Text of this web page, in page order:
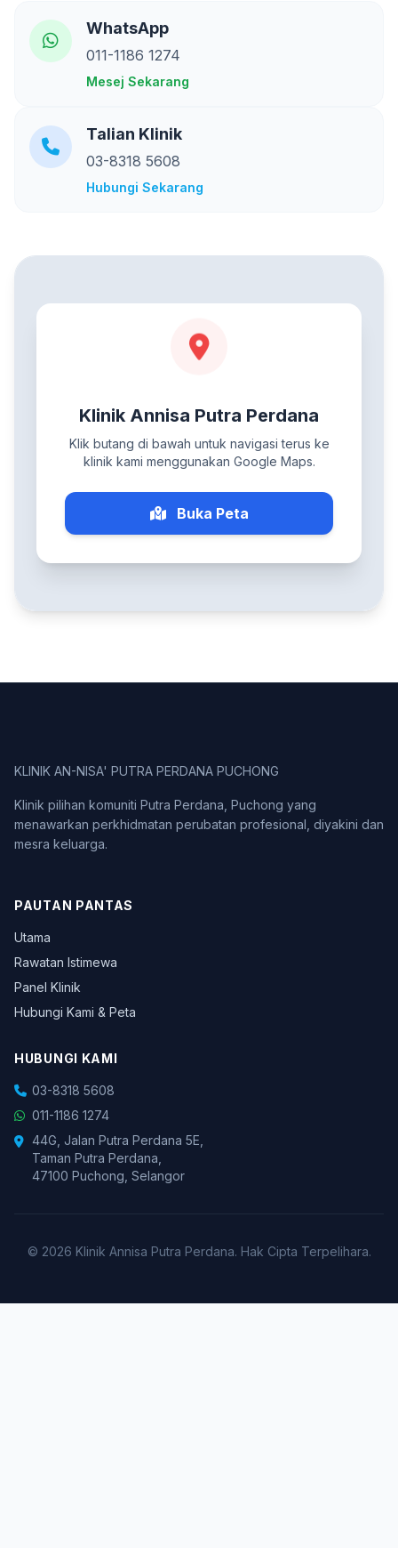
WhatsApp
011-1186 1274
Mesej Sekarang
Talian Klinik
03-8318 5608
Hubungi Sekarang
Klinik Annisa Putra Perdana
Klik butang di bawah untuk navigasi terus ke
klinik kami menggunakan Google Maps.
Buka Peta
KLINIK AN-NISA' PUTRA PERDANA PUCHONG
Klinik pilihan komuniti Putra Perdana, Puchong yang
menawarkan perkhidmatan perubatan profesional, diyakini dan
mesra keluarga.
PAUTAN PANTAS
Utama
Rawatan Istimewa
Panel Klinik
Hubungi Kami & Peta
HUBUNGI KAMI
03-8318 5608
011-1186 1274
44G, Jalan Putra Perdana 5E,
Taman Putra Perdana,
47100 Puchong, Selangor
© 2026 Klinik Annisa Putra Perdana. Hak Cipta Terpelihara.